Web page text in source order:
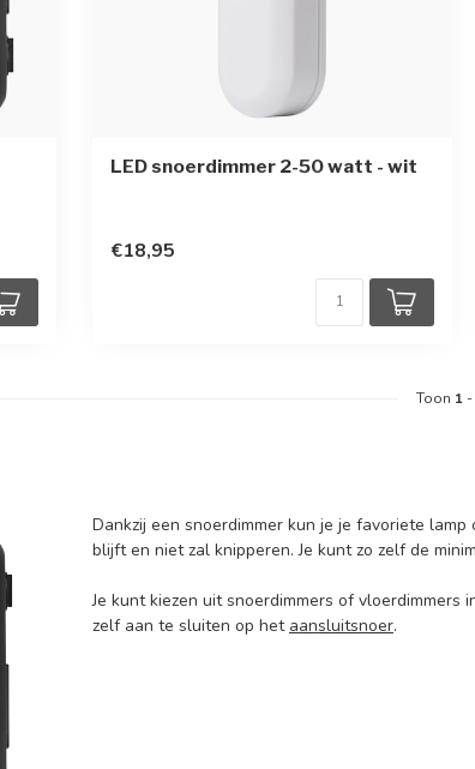
LED snoerdimmer 2-50 watt - wit
€18,95
Toon 1 -
Dankzij een snoerdimmer kun je je favoriete
blijft en niet zal knipperen. Je kunt zo zelf de
Je kunt kiezen uit snoerdimmers of vloerdimmers
zelf aan te sluiten op het aansluitsnoer.